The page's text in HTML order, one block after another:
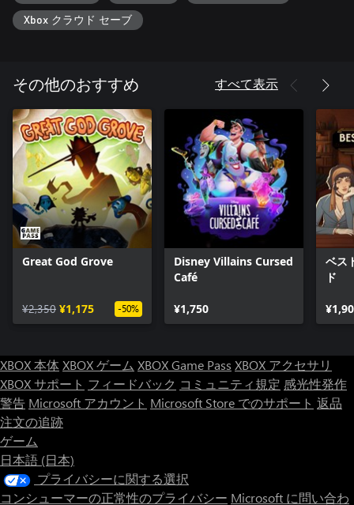
Xbox クラウド セーブ
その他のおすすめ すべて表示
Great God Grove
¥2,350 ¥1,175 -50%
Disney Villains Cursed
Café
¥1,750
ベス
ド
XBOX 本体XBOX ゲーム XBOX Game Pass XBOX アクセサリ
XBOX サポート フィードバック コミュニティ規定 感光性発作
警告 Microsoft アカウント Microsoft Store でのサポート 返品
注文の追跡
ゲーム
日本語 (日本)
プライバシーに関する選択
コンシューマーの正常性のプライバシー Microsoft に問い合わ